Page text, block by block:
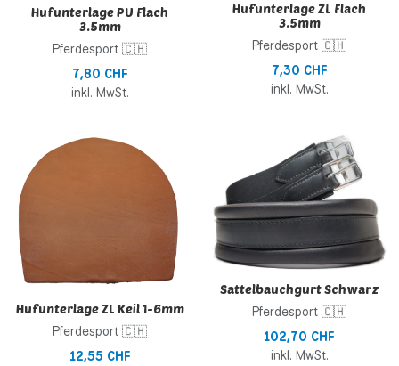
Hufunterlage PU Flach
3.5mm
Pferdesport 🇨🇭
7,80 CHF
inkl. MwSt.
Hufunterlage ZL Flach
3.5mm
Pferdesport 🇨🇭
7,30 CHF
inkl. MwSt.
Zur Wunschliste hinzufügen
Zur Vergleichsliste hinzufügen
Schnellansicht
Hufunterlage ZL Keil 1-6mm
Pferdesport 🇨🇭
12,55 CHF
Sattelbauchgurt Schwarz
Pferdesport 🇨🇭
102,70 CHF
inkl. MwSt.